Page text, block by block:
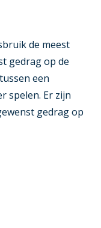
de meest
gedrag op de
een
spelen. Er zijn
gedrag op